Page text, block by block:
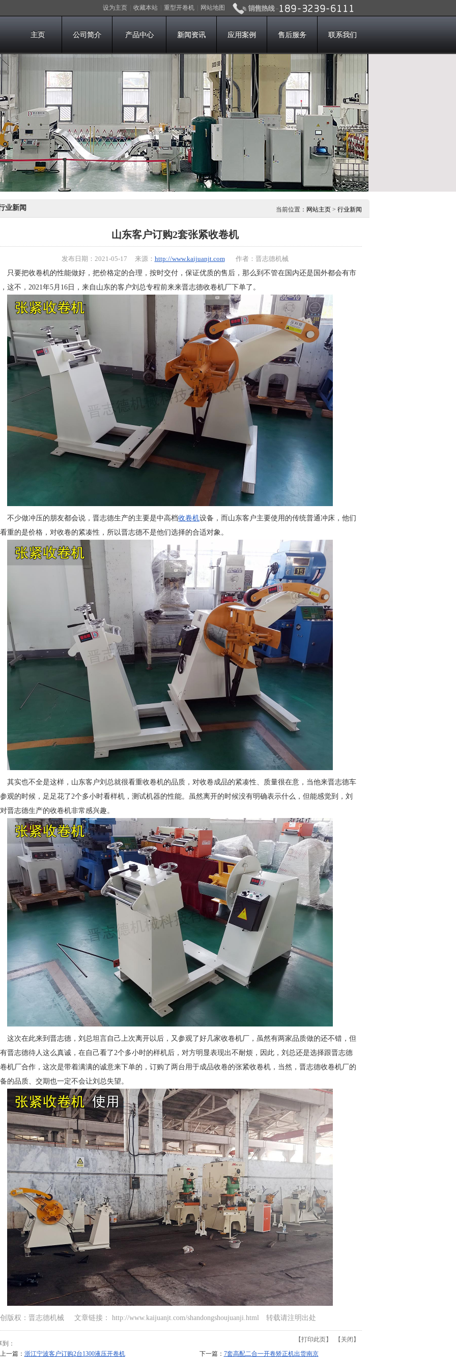
设为主页 收藏本站 重型开卷机 网站地图
主页 公司简介 产品中心 新闻资讯 应用案例 售后服务 联系我们
当前位置： 网站主页 > 行业新闻
业新闻
山东客户订购2套张紧收卷机
发布日期：2021-05-17 来源： http://www.kaijuanjt.com作者：晋志德机械
把收卷机的性能做好，把价格定的合理，按时交付，保证优质的售后，那么到不管在国内还是国外都会有市
这不，2021年5月16日，来自山东的客户刘总专程前来来晋志德收卷机厂下单了。
做冲压的朋友都会说，晋志德生产的主要是中高档收卷机设备，而山东客户主要使用的传统普通冲床，他们
重的是价格，对收卷的紧凑性，所以晋志德不是他们选择的合适对象。
也不全是这样，山东客户刘总就很看重收卷机的品质，对收卷成品的紧凑性、质量很在意，当他来晋志德车
观的时候，足足花了2个多小时看样机，测试机器的性能。虽然离开的时候没有明确表示什么，但能感觉到，刘
晋志德生产的收卷机非常感兴趣。
在此来到晋志德，刘总坦言自己上次离开以后，又参观了好几家收卷机厂，虽然有两家品质做的还不错，但
晋志德待人这么真诚，在自己看了2个多小时的样机后，对方明显表现出不耐烦，因此，刘总还是选择跟晋志德
机厂合作，这次是带着满满的诚意来下单的，订购了两台用于成品收卷的张紧收卷机，当然，晋志德收卷机厂的
的品质、交期也一定不会让刘总失望。
版权：晋志德机械 文章链接： http://www.kaijuanjt.com/shandongshoujuanji.html 转载请注明出处
到：
【打印此页】 【关闭】
上一篇： 浙江宁波客户订购2台1300液压开卷机 下一篇： 7套高配二合一开卷矫正机出货南京